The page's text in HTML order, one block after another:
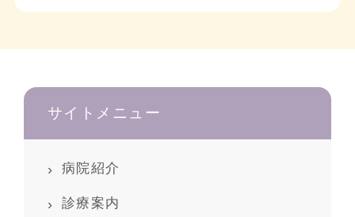
サイトメニュー
病院紹介
診療案内